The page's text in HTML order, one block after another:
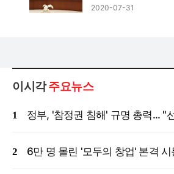
2020-07-31
이시각주요뉴스